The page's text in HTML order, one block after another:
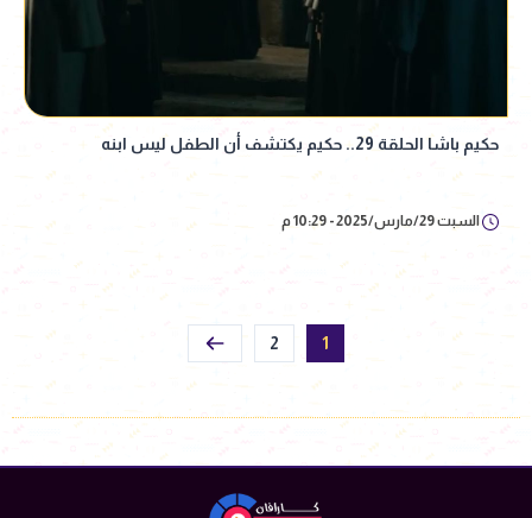
حكيم باشا الحلقة 29.. حكيم يكتشف أن الطفل ليس ابنه
السبت 29/مارس/2025 - 10:29 م
1
2